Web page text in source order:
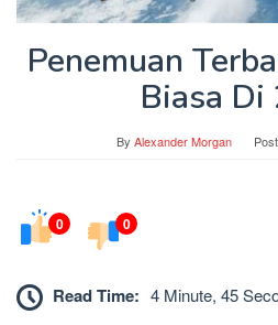
Penemuan
Biasa Di
By Alexander Morgan
0 0
Read Time: 4 Minute, 45